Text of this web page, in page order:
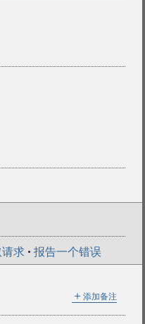
求 • 报告一个错误
＋ 添加备注